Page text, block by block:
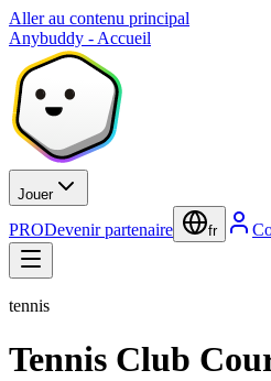
Aller au contenu principal
Anybuddy - Accueil
Jouer
PRODevenir partenaire fr
tennis
Tennis Club